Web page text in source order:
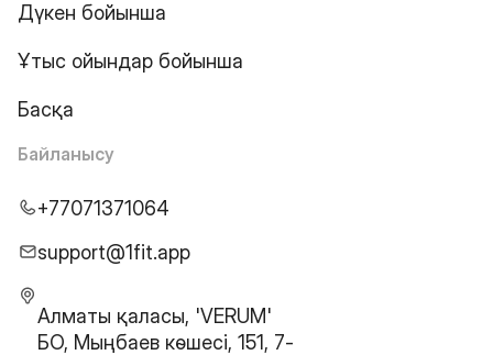
Дүкен бойынша
Ұтыс ойындар бойынша
Басқа
Байланысу
+77071371064
support@1fit.app
Алматы қаласы, 'VERUM'
БО, Мыңбаев көшесі, 151, 7-